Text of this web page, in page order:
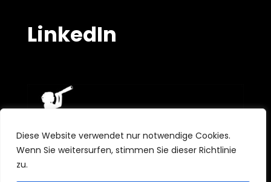
Diese Website verwendet nur notwendige Cookies.
Wenn Sie weitersurfen, stimmen Sie dieser Richtlinie
zu.
LinkedIn